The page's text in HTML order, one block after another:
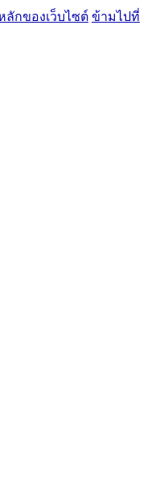
ลักของเว็บไซต์ ข้ามไปที่